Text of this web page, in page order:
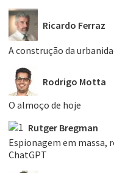
Ricardo Ferraz
A construção da
Rodrigo Motta
O almoço de hoje
Rutger Bregman
Espionagem em massa,
ChatGPT